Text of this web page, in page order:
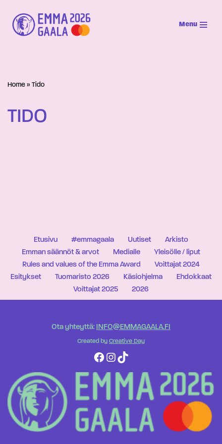
Siirry
suoraan
Menu
Home » Tido
TIDO
Etusivu #emmagaala Uutiset
Arkisto
Emman säännöt & arvot
Medialle
Yleisölle / liput
Rules and values of the Emma Award
Voittajat 2024
Esitykset
Tuomaristo 2026 Käsiohjelma
Ehdokkaat
Voittajat 2025
2026
Ota yhteyttä: INFO@EMMAGAALA.FI
Created by Creative Day